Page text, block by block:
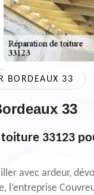
BORDEAUX 33
33
33123
avec ardeur,
l’entreprise